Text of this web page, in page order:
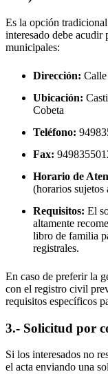
Es la opción
interesado debe acudir
municipales:
Dirección:
Ubicación:
Cobeta
Teléfono:
Fax:
Horario de
(horarios sujetos
Requisitos: El
altamente
libro de familia
registrales.
En caso de preferir la
con el registro civil
requisitos específicos
3.- Solicitud por
Si los interesados no
el acta enviando una